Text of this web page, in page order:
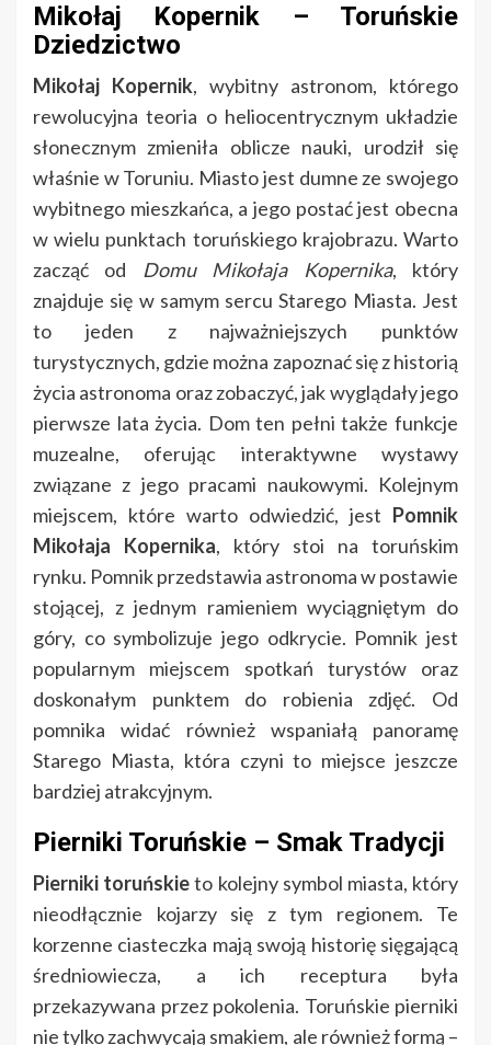
Mikołaj Kopernik – Toruńskie
Dziedzictwo
Mikołaj Kopernik, wybitny astronom, którego
rewolucyjna teoria o heliocentrycznym układzie
słonecznym zmieniła oblicze nauki, urodził się
właśnie w Toruniu. Miasto jest dumne ze swojego
wybitnego mieszkańca, a jego postać jest obecna
w wielu punktach toruńskiego krajobrazu. Warto
zacząć od Domu Mikołaja Kopernika, który
znajduje się w samym sercu Starego Miasta. Jest
to jeden z najważniejszych punktów
turystycznych, gdzie można zapoznać się z historią
życia astronoma oraz zobaczyć, jak wyglądały jego
pierwsze lata życia. Dom ten pełni także funkcje
muzealne, oferując interaktywne wystawy
związane z jego pracami naukowymi. Kolejnym
miejscem, które warto odwiedzić, jest Pomnik
Mikołaja Kopernika, który stoi na toruńskim
rynku. Pomnik przedstawia astronoma w postawie
stojącej, z jednym ramieniem wyciągniętym do
góry, co symbolizuje jego odkrycie. Pomnik jest
popularnym miejscem spotkań turystów oraz
doskonałym punktem do robienia zdjęć. Od
pomnika widać również wspaniałą panoramę
Starego Miasta, która czyni to miejsce jeszcze
bardziej atrakcyjnym.
Pierniki Toruńskie – Smak Tradycji
Pierniki toruńskieto kolejny symbol miasta, który
nieodłącznie kojarzy się z tym regionem. Te
korzenne ciasteczka mają swoją historię sięgającą
średniowiecza, a ich receptura była
przekazywana przez pokolenia. Toruńskie pierniki
nie tylko zachwycają smakiem, ale również formą –